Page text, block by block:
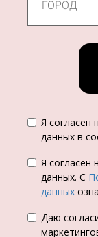
Я согласен
данных в
Я согласен
данных. С
данных
Даю